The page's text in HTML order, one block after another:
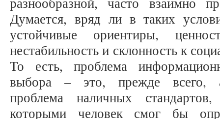
Думается, вряд ли в таких
устойчивые ориентиры,
нестабильность и склонность к
То есть, проблема
выбора – это, прежде всего,
проблема наличных
которыми человек смог бы